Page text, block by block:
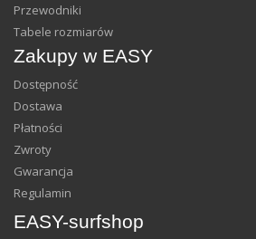
Przewodniki
Tabele rozmiarów
Zakupy w EASY
Dostępność
Dostawa
Płatności
Zwroty
Gwarancja
Regulamin
EASY-surfshop